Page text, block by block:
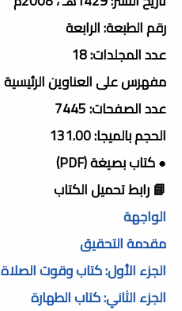
رقم الطبعة: الرابعة
عدد المجلدات: 18
مفهرس على العناوين الرئيسية
عدد الصفحات: 7445
الحجم بالميجا: 131.00
● كتاب بصيغة (PDF)
📘 رابط تحميل الكتاب
الواجهة
مقدمة التحقيق
الجزء الأول: كتاب وقوت الصلاة
الجزء الثاني: كتاب الطهارة